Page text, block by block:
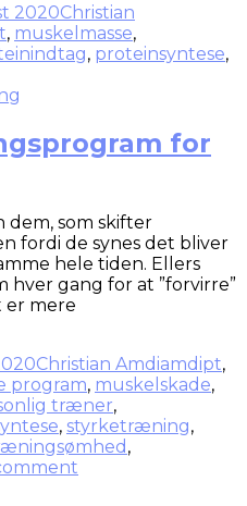
2020Christian
, muskelmasse,
, proteinsyntese,
for
dem, som skifter
fordi de synes det bliver
hele tiden. Ellers
gang for at ”forvirre”
er mere
Christian Amdiamdipt,
program, muskelskade,
træner,
, styrketræning,
,